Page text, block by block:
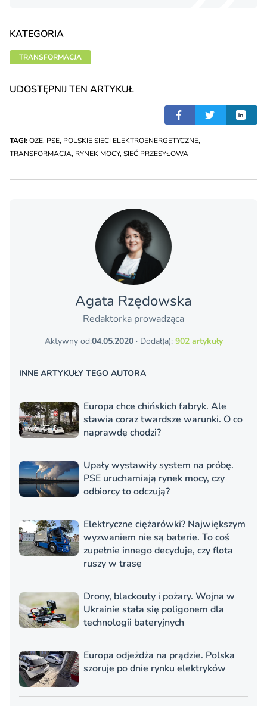
KATEGORIA
TRANSFORMACJA
UDOSTĘPNIJ TEN ARTYKUŁ
TAGI:OZE, PSE, POLSKIE SIECI ELEKTROENERGETYCZNE,
TRANSFORMACJA, RYNEK MOCY, SIEĆ PRZESYŁOWA
Agata Rzędowska
Redaktorka prowadząca
Aktywny od:04.05.2020· Dodał(a): 902 artykuły
INNE ARTYKUŁY TEGO AUTORA
Europa chce chińskich fabryk. Ale
stawia coraz twardsze warunki. O co
naprawdę chodzi?
Upały wystawiły system na próbę.
PSE uruchamiają rynek mocy, czy
odbiorcy to odczują?
Elektryczne ciężarówki? Największym
wyzwaniem nie są baterie. To coś
zupełnie innego decyduje, czy flota
ruszy w trasę
Drony, blackouty i pożary. Wojna w
Ukrainie stała się poligonem dla
technologii bateryjnych
Europa odjeżdża na prądzie. Polska
szoruje po dnie rynku elektryków